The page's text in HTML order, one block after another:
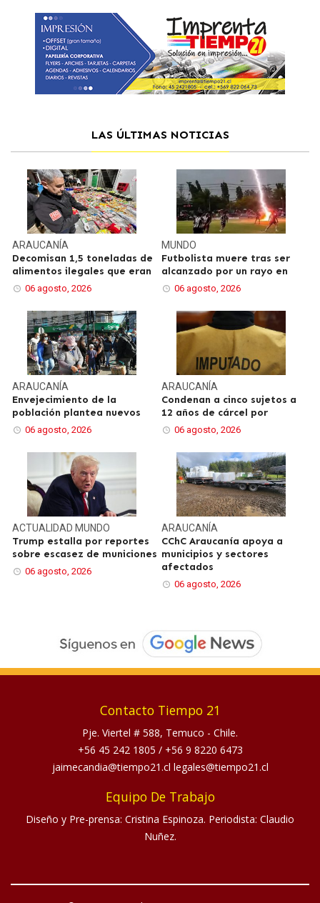
LAS ÚLTIMAS NOTICIAS
ARAUCANÍA
Decomisan 1,5 toneladas de
alimentos ilegales que eran
06 agosto, 2026
MUNDO
Futbolista muere tras ser
alcanzado por un rayo en
06 agosto, 2026
ARAUCANÍA
Envejecimiento de la
población plantea nuevos
06 agosto, 2026
ARAUCANÍA
Condenan a cinco sujetos a
12 años de cárcel por
06 agosto, 2026
ACTUALIDAD MUNDO
Trump estalla por reportes
sobre escasez de municiones
06 agosto, 2026
ARAUCANÍA
CChC Araucanía apoya a
municipios y sectores
afectados
06 agosto, 2026
Contacto Tiempo 21
Pje. Viertel # 588, Temuco - Chile.
+56 45 242 1805 / +56 9 8220 6473
jaimecandia@tiempo21.cl legales@tiempo21.cl
Equipo De Trabajo
Diseño y Pre-prensa: Cristina Espinoza. Periodista: Claudio
Nuñez.